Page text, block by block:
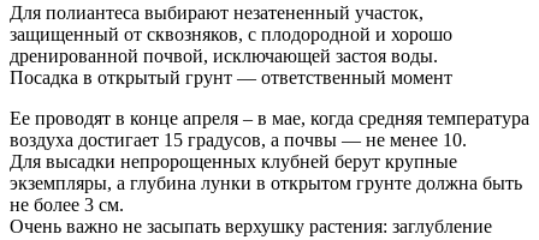
Для полиантеса выбирают незатененный участок,
защищенный от сквозняков, с плодородной и хорошо
дренированной почвой, исключающей застоя воды.
Посадка в открытый грунт — ответственный момент
Ее проводят в конце апреля – в мае, когда средняя температура
воздуха достигает 15 градусов, а почвы — не менее 10.
Для высадки непророщенных клубней берут крупные
экземпляры, а глубина лунки в открытом грунте должна быть
не более 3 см.
Очень важно не засыпать верхушку растения: заглубление